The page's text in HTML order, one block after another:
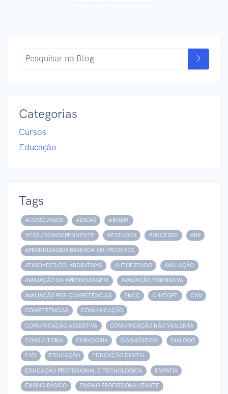
Categorias
Cursos
Educação
Tags
#CONCURSOS #DICAS #ENEM
#ESTUDOINDEPENDENTE #ESTUDOS #SUCESSO ABP
APRENDIZAGEM BASEADA EM PROJETOS
ATIVIDADES COLABORATIVAS AUTOESTUDO AVALIAÇÃO
AVALIAÇÃO DA APRENDIZAGEM AVALIAÇÃO FORMATIVA
AVALIAÇÃO POR COMPETÊNCIAS BNCC CHATGPT CNV
COMPETÊNCIAS COMUNICAÇÃO
COMUNICAÇÃO ASSERTIVA COMUNICAÇÃO NÃO VIOLENTA
CONSULTORIA CURADORIA DIAGNÓSTICO DIÁLOGO
EAD EDUCAÇÃO EDUCAÇÃO DIGITAL
EDUCAÇÃO PROFISSIONAL E TECNOLÓGICA EMPATIA
ENSINO BÁSICO ENSINO PROFISSIONALIZANTE